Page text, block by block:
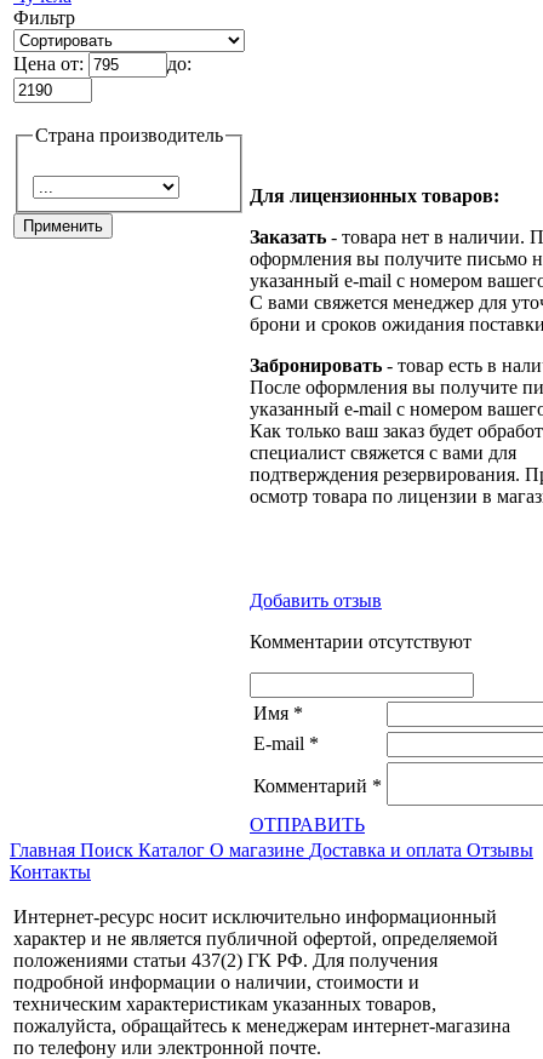
Фильтр
Цена от: до:
Страна производитель
Для лицензионных товаров:
Заказать - товара нет в наличии.
оформления вы получите письмо
указанный e-mail с номером
С вами свяжется менеджер для
брони и сроков ожидания
Забронировать - товар есть в
После оформления вы получите
указанный e-mail с номером
Как только ваш заказ будет
специалист свяжется с вами для
подтверждения резервирования.
осмотр товара по лицензии в
Добавить отзыв
Комментарии отсутствуют
Имя *
E-mail *
Комментарий *
ОТПРАВИТЬ
Главная Поиск Каталог О магазине Доставка и оплата Отзывы
Контакты
Интернет-ресурс носит исключительно информационный
характер и не является публичной офертой, определяемой
положениями статьи 437(2) ГК РФ. Для получения
подробной информации о наличии, стоимости и
техническим характеристикам указанных товаров,
пожалуйста, обращайтесь к менеджерам интернет-магазина
по телефону или электронной почте.